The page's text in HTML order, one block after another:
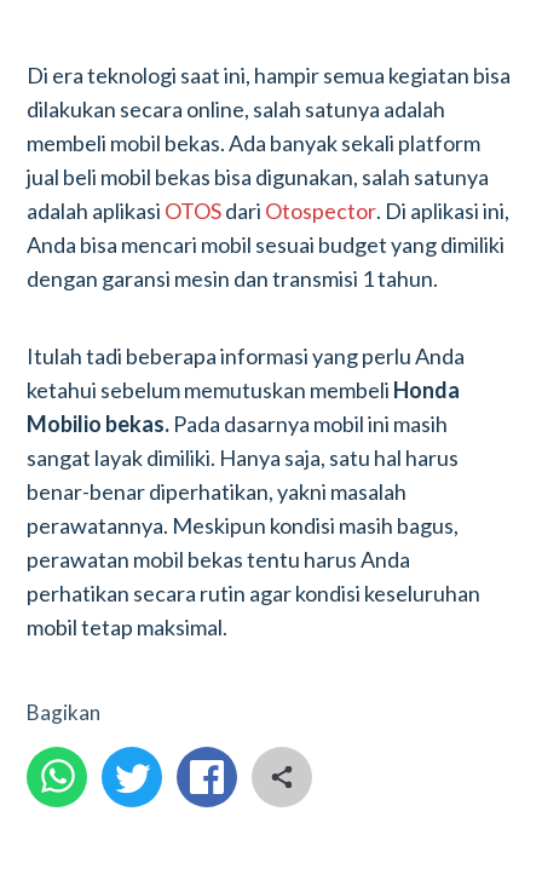
Di era teknologi saat ini, hampir semua kegiatan bisa
dilakukan secara online, salah satunya adalah
membeli mobil bekas. Ada banyak sekali platform
jual beli mobil bekas bisa digunakan, salah satunya
adalah aplikasi OTOSdari Otospector. Di aplikasi ini,
Anda bisa mencari mobil sesuai budget yang dimiliki
dengan garansi mesin dan transmisi 1 tahun.
Itulah tadi beberapa informasi yang perlu Anda
ketahui sebelum memutuskan membeli Honda
Mobilio bekas. Pada dasarnya mobil ini masih
sangat layak dimiliki. Hanya saja, satu hal harus
benar-benar diperhatikan, yakni masalah
perawatannya. Meskipun kondisi masih bagus,
perawatan mobil bekas tentu harus Anda
perhatikan secara rutin agar kondisi keseluruhan
mobil tetap maksimal.
Bagikan